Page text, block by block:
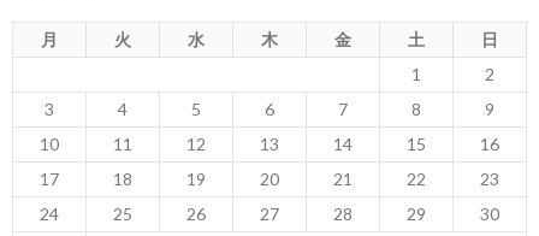
月 火 水 木 金 土
日
1
2
3
4 5 6 7 8
9
10
11 12 13 14 15
16
17
18 19 20 21 22
23
24
25 26 27 28 29
30